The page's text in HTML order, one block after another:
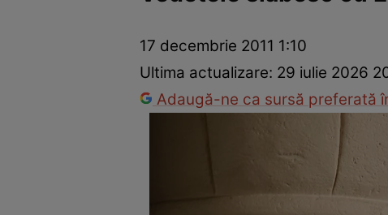
Dezvoltare personalăÎngrijire personalăCasă și grădină
17 decembrie 2011 1:10
Ultima actualizare: 29 iulie 2026
Adaugă-ne ca sursă preferată